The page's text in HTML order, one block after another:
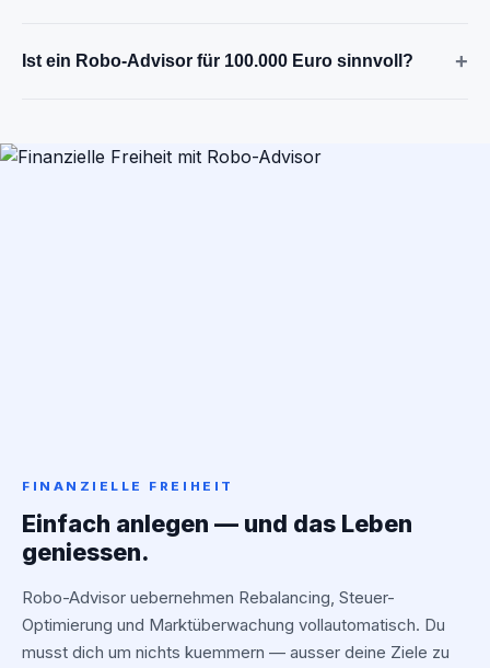
Ist ein Robo-Advisor für 100.000 Euro sinnvoll? +
FINANZIELLE FREIHEIT
Einfach anlegen — und das Leben
geniessen.
Robo-Advisor uebernehmen Rebalancing, Steuer-
Optimierung und Marktüberwachung vollautomatisch. Du
musst dich um nichts kuemmern — ausser deine Ziele zu